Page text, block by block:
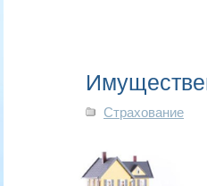
Страхование